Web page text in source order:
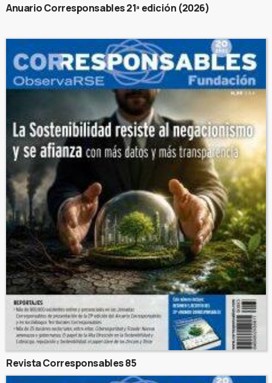
Anuario Corresponsables 21ª edición (2026)
Revista Corresponsables 85